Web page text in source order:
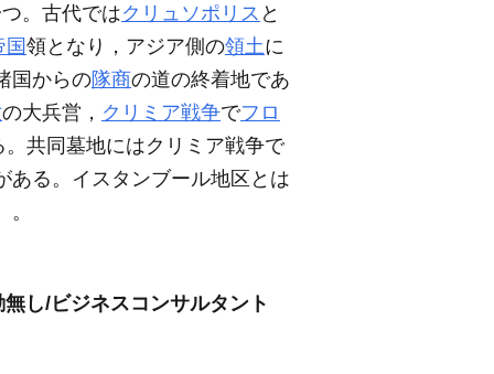
。古代ではクリュソポリス と
国領となり，アジア側の領土に
国からの隊商の道の終着地であ
の大兵営， クリミア戦争でフロ
共同墓地にはクリミア戦争で
ある。イスタンブール地区とは
し/ビジネスコンサルタント